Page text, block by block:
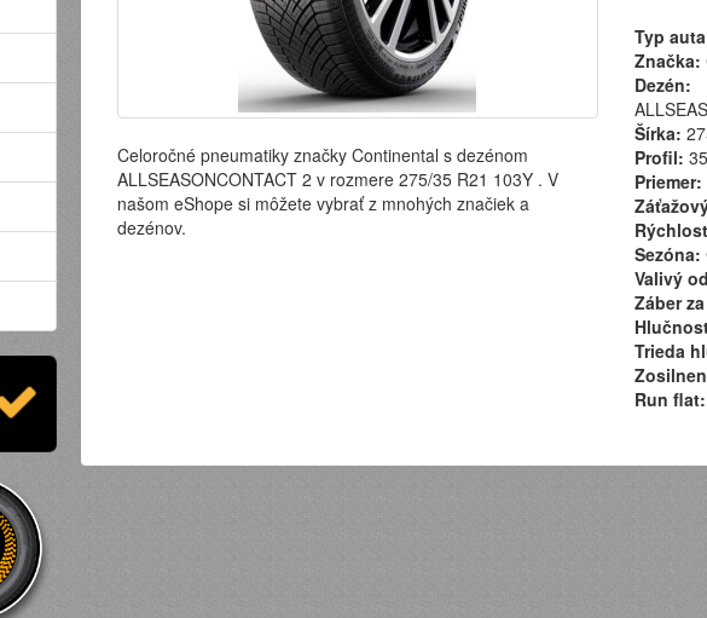
Celoročné pneumatiky značky Continental s dezénom
ALLSEASONCONTACT 2 v rozmere 275/35 R21 103Y . V
našom eShope si môžete vybrať z mnohých značiek a
dezénov.
Typ
Značka:
Dezén:
Šírka:
Profil: 35
Priemer:
Sezóna:
Valivý
Záber
Trieda
Run flat: